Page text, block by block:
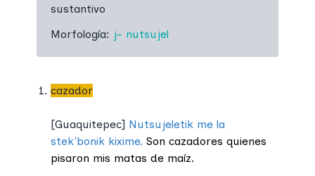
sustantivo
Morfología: j- nutsujel
cazador
[Guaquitepec] Nutsujeletik me la
stek'bonik kixime. Son cazadores quienes
pisaron mis matas de maíz.